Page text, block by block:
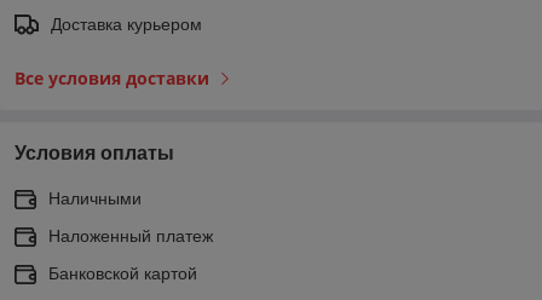
Доставка курьером
Все условия доставки
Условия оплаты
Наличными
Наложенный платеж
Банковской картой